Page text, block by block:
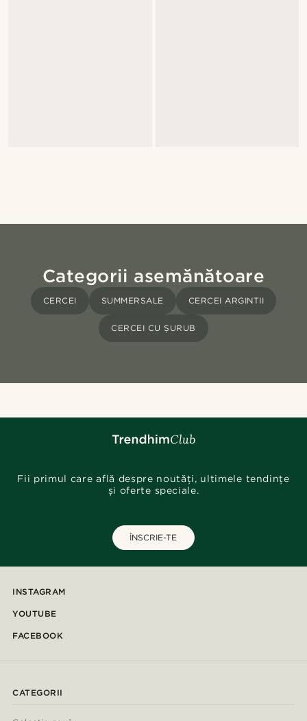
Categorii asemănătoare
CERCEI SUMMERSALE CERCEI ARGINTII
CERCEI CU ȘURUB
Fii primul care află despre noutăți, ultimele tendințe
și oferte speciale.
ÎNSCRIE-TE
INSTAGRAM
YOUTUBE
FACEBOOK
CATEGORII